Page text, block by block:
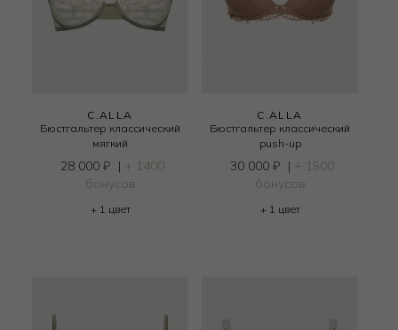
C.ALLA
Бюстгальтер классический
мягкий
28 000 ₽ | + 1400
бонусов
+ 1 цвет
C.ALLA
Бюстгальтер классический
push-up
30 000 ₽ | + 1500
бонусов
+ 1 цвет